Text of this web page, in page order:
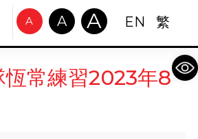
A A A EN 繁
恆常練習2023年8